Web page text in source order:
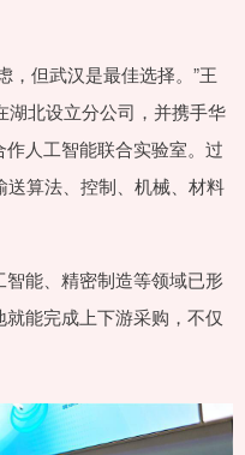
，但武汉是最佳选择。”王
湖北设立分公司，并携手华
人工智能联合实验室。过
算法、控制、机械、材料
能、精密制造等领域已形
能完成上下游采购，不仅